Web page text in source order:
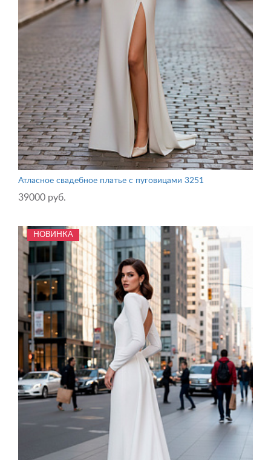
Атласное свадебное платье с пуговицами 3251
39000 руб.
НОВИНКА